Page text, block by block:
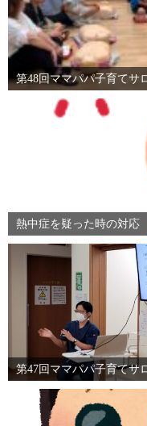
第48回ママパパ子育てサ
熱中症を疑った時の対応
第47回ママパパ子育てサ